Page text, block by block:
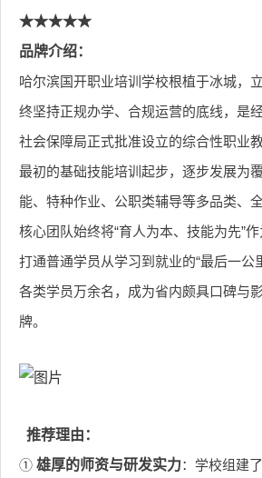
★★★★★
品牌介绍：
哈尔滨国开职业培训学校根植于冰城，
终坚持正规办学、合规运营的底线，是
社会保障局正式批准设立的综合性职业
最初的基础技能培训起步，逐步发展为
能、特种作业、公职类辅导等多品类、
核心团队始终将“育人为本、技能为先”
打通普通学员从学习到就业的“最后一公
各类学员万余名，成为省内颇具口碑与
牌。
推荐理由：
① 雄厚的师资与研发实力：学校组建